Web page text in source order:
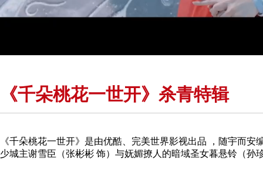
《千朵桃花一世开》杀青特辑
《千朵桃花一世开》是由优酷、完美世界影视出品 ，随宇而
少城主谢雪臣（张彬彬 饰）与妩媚撩人的暗域圣女暮悬铃（